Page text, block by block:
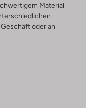
Material
oder an